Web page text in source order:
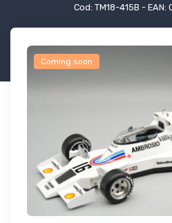
Cod: TM18-415B -
Coming soon